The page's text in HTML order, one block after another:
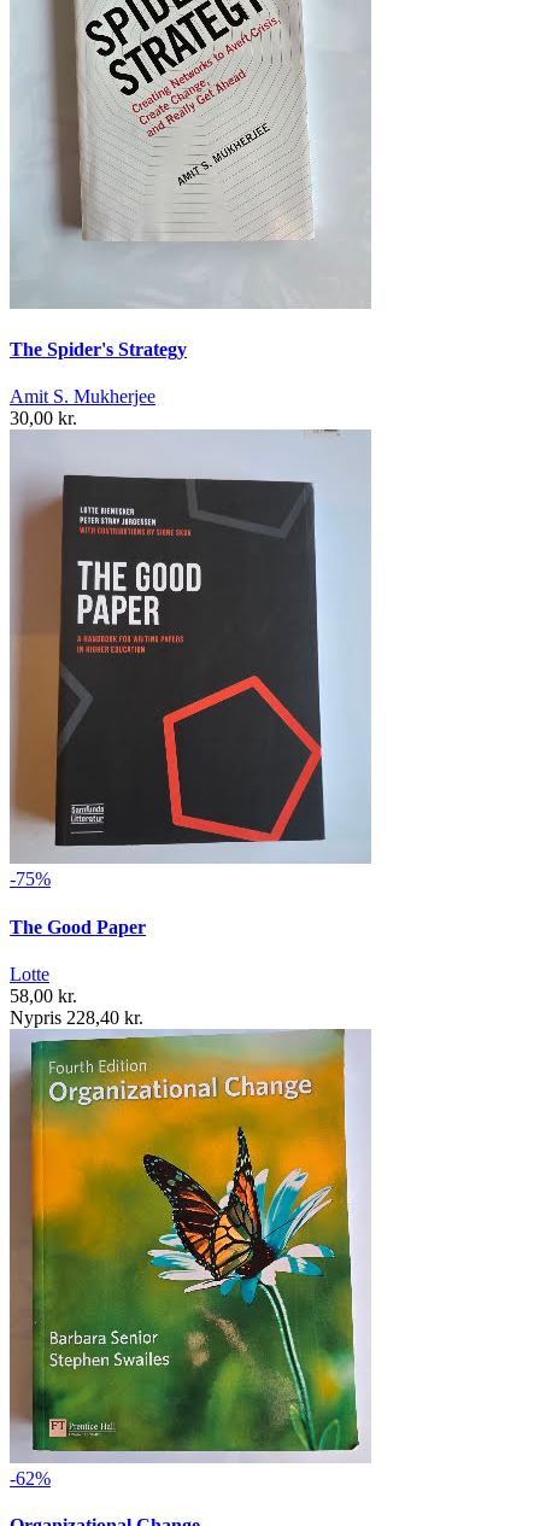
The Spider's Strategy
Amit S. Mukherjee
30,00 kr.
-75%
The Good Paper
Lotte
58,00 kr.
Nypris 228,40 kr.
-62%